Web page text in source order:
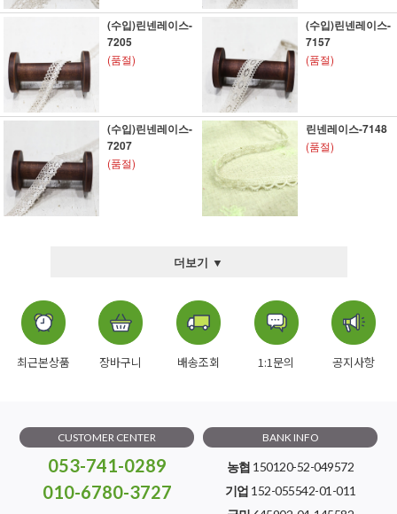
(수입)린넨레이스-
7205
(품절)
(수입)린넨레이스-
7157
(품절)
(수입)린넨레이스-
7207
(품절)
린넨레이스-7148
(품절)
더보기 ▼
최근본상품 장바구니 배송조회 1:1문의 공지사항
CUSTOMER CENTER
053-741-0289
010-6780-3727
BANK INFO
농협 150120-52-049572
기업 152-055542-01-011